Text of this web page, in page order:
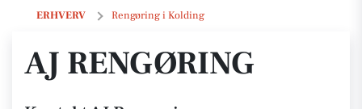
ERHVERV Rengøring i Kolding
AJ Rengøring
AJ RENGØRING